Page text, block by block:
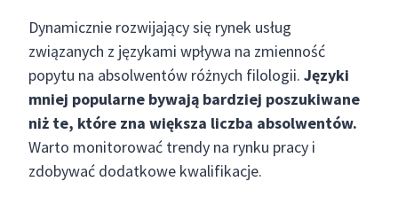
Dynamicznie rozwijający się rynek usług
związanych z językami wpływa na zmienność
popytu na absolwentów różnych filologii. Języki
mniej popularne bywają bardziej poszukiwane
niż te, które zna większa liczba absolwentów.
Warto monitorować trendy na rynku pracy i
zdobywać dodatkowe kwalifikacje.